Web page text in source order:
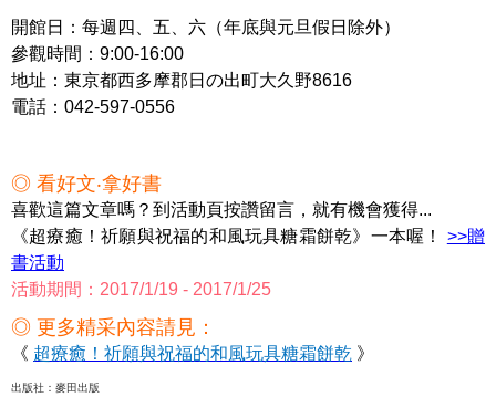
開館日：每週四、五、六（年底與元旦假日除外）
參觀時間：9:00-16:00
地址：東京都西多摩郡日の出町大久野8616
電話：042-597-0556
◎ 看好文‧拿好書
喜歡這篇文章嗎？到活動頁按讚留言，就有機會獲得...
《超療癒！祈願與祝福的和風玩具糖霜餅乾》一本喔！ >>贈
書活動
活動期間：2017/1/19 - 2017/1/25
◎ 更多精采內容請見：
《 超療癒！祈願與祝福的和風玩具糖霜餅乾 》
出版社：麥田出版